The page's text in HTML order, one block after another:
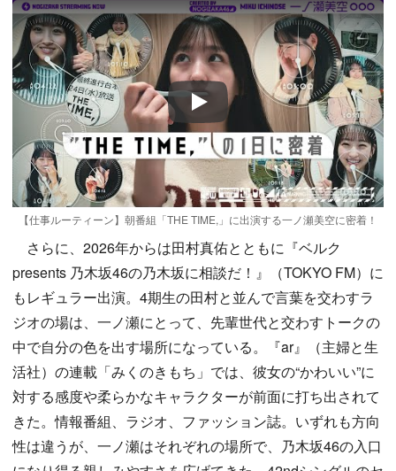
Play
【仕事ルーティーン】朝番組「THE TIME,」に出演する一ノ瀬美空に密着！
さらに、2026年からは田村真佑とともに『ベルク
presents 乃木坂46の乃木坂に相談だ！』（TOKYO FM）に
もレギュラー出演。4期生の田村と並んで言葉を交わすラ
ジオの場は、一ノ瀬にとって、先輩世代と交わすトークの
中で自分の色を出す場所になっている。『ar』（主婦と生
活社）の連載「みくのきもち」では、彼女の“かわいい”に
対する感度や柔らかなキャラクターが前面に打ち出されて
きた。情報番組、ラジオ、ファッション誌。いずれも方向
性は違うが、一ノ瀬はそれぞれの場所で、乃木坂46の入口